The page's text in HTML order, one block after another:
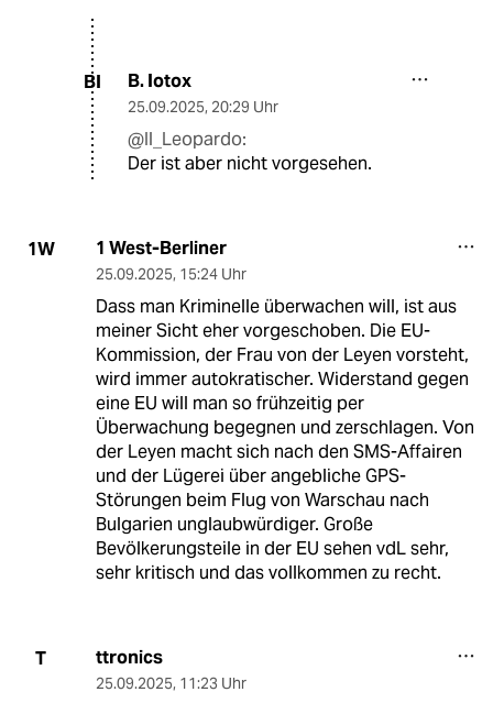
BI B. Iotox
25.09.2025, 20:29 Uhr
@Il_Leopardo:
Der ist aber nicht vorgesehen.
1W 1 West-Berliner
25.09.2025, 15:24 Uhr
Dass man Kriminelle überwachen will, ist aus
meiner Sicht eher vorgeschoben. Die EU-
Kommission, der Frau von der Leyen vorsteht,
wird immer autokratischer. Widerstand gegen
eine EU will man so frühzeitig per
Überwachung begegnen und zerschlagen. Von
der Leyen macht sich nach den SMS-Affairen
und der Lügerei über angebliche GPS-
Störungen beim Flug von Warschau nach
Bulgarien unglaubwürdiger. Große
Bevölkerungsteile in der EU sehen vdL sehr,
sehr kritisch und das vollkommen zu recht.
T ttronics
25.09.2025, 11:23 Uhr